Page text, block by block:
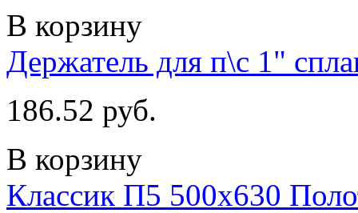
В корзину
Держатель для п\с 1"
186.52 руб.
В корзину
Классик П5 500х630